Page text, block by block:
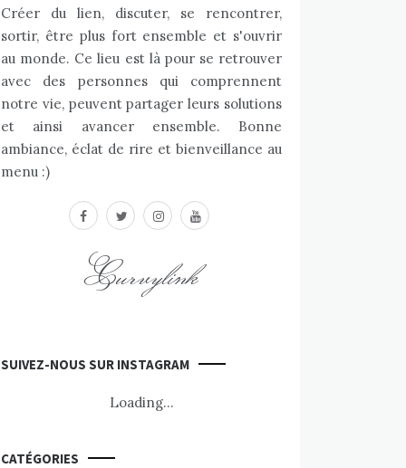
Créer du lien, discuter, se rencontrer,
sortir, être plus fort ensemble et s'ouvrir
au monde. Ce lieu est là pour se retrouver
avec des personnes qui comprennent
notre vie, peuvent partager leurs solutions
et ainsi avancer ensemble. Bonne
ambiance, éclat de rire et bienveillance au
menu :)
facebooktwitterinstagram
youtube
Curvylink
SUIVEZ-NOUS SUR INSTAGRAM
Loading...
CATÉGORIES